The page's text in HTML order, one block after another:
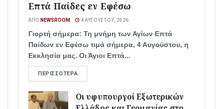
Επτά Παίδες εν Εφέσω
ΑΠΌ NEWSROOM 4 ΑΥΓΟΎΣΤΟΥ, 2026
Γιορτή σήμερα: Τη μνήμη των Αγίων Επτά
Παίδων εν Εφέσω τιμά σήμερα, 4 Αυγούστου, η
Εκκλησία μας. Οι Άγιοι Επτά...
ΠΕΡΙΣΣΌΤΕΡΑ
Οι υφυπουργοί Εξωτερικών